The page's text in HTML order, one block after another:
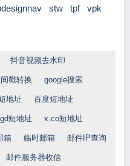
stw tpf
vpk
抖音视频去水印
戳转换 google搜索
地址 百度短地址
短地址 x.co短地址
箱 临时邮箱 邮件IP查询
邮件服务器收信